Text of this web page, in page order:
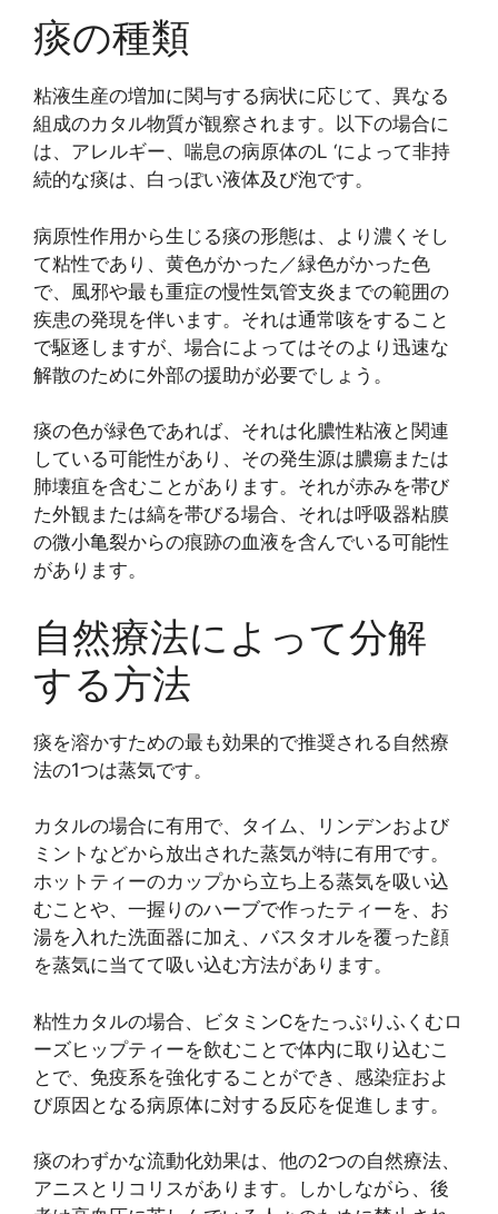
痰の種類
粘液生産の増加に関与する病状に応じて、異なる
組成のカタル物質が観察されます。以下の場合に
は、アレルギー、喘息の病原体のL ‘によって非持
続的な痰は、白っぽい液体及び泡です。
病原性作用から生じる痰の形態は、より濃くそし
て粘性であり、黄色がかった／緑色がかった色
で、風邪や最も重症の慢性気管支炎までの範囲の
疾患の発現を伴います。それは通常咳をすること
で駆逐しますが、場合によってはそのより迅速な
解散のために外部の援助が必要でしょう。
痰の色が緑色であれば、それは化膿性粘液と関連
している可能性があり、その発生源は膿瘍または
肺壊疽を含むことがあります。それが赤みを帯び
た外観または縞を帯びる場合、それは呼吸器粘膜
の微小亀裂からの痕跡の血液を含んでいる可能性
があります。
自然療法によって分解
する方法
痰を溶かすための最も効果的で推奨される自然療
法の1つは蒸気です。
カタルの場合に有用で、タイム、リンデンおよび
ミントなどから放出された蒸気が特に有用です。
ホットティーのカップから立ち上る蒸気を吸い込
むことや、一握りのハーブで作ったティーを、お
湯を入れた洗面器に加え、バスタオルを覆った顔
を蒸気に当てて吸い込む方法があります。
粘性カタルの場合、ビタミンCをたっぷりふくむロ
ーズヒップティーを飲むことで体内に取り込むこ
とで、免疫系を強化することができ、感染症およ
び原因となる病原体に対する反応を促進します。
痰のわずかな流動化効果は、他の2つの自然療法、
アニスとリコリスがあります。しかしながら、後